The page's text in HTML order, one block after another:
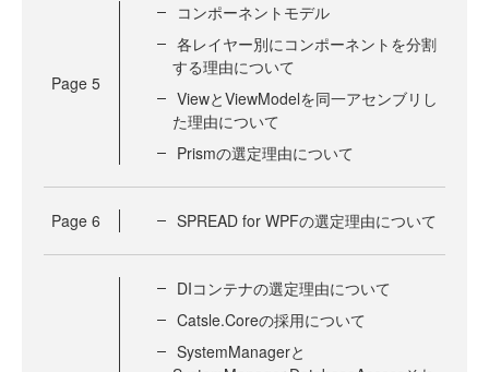
Page 5
コンポーネントモデル
各レイヤー別にコンポーネントを分割
する理由について
ViewとViewModelを同一アセンブリし
た理由について
Prismの選定理由について
Page 6 SPREAD for WPFの選定理由について
DIコンテナの選定理由について
Catsle.Coreの採用について
SystemManagerと